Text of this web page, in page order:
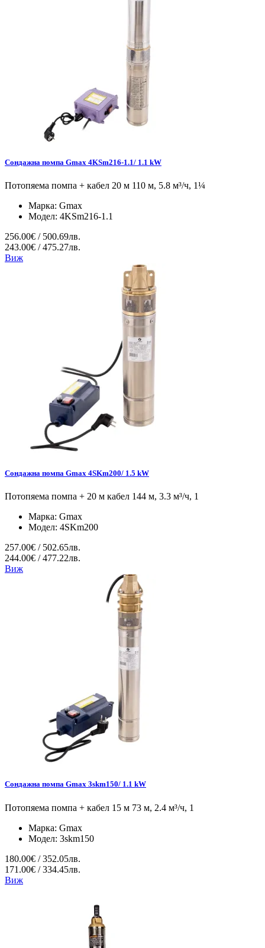
Сондажна помпа Gmax 4KSm216-1.1/ 1.1 kW
Потопяема помпа + кабел 20 м 110 м, 5.8 м³/ч, 1¼
Марка: Gmax
Модел: 4KSm216-1.1
256.00€ / 500.69лв.
243.00€ / 475.27лв.
Виж
Сондажна помпа Gmax 4SKm200/ 1.5 kW
Потопяема помпа + 20 м кабел 144 м, 3.3 м³/ч, 1
Марка: Gmax
Модел: 4SKm200
257.00€ / 502.65лв.
244.00€ / 477.22лв.
Виж
Сондажна помпа Gmax 3skm150/ 1.1 kW
Потопяема помпа + кабел 15 м 73 м, 2.4 м³/ч, 1
Марка: Gmax
Модел: 3skm150
180.00€ / 352.05лв.
171.00€ / 334.45лв.
Виж